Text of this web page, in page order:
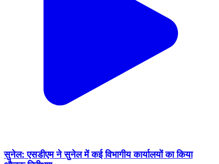
सुनेल: एसडीएम ने सुनेल में कई विभागीय कार्यालयों का किया